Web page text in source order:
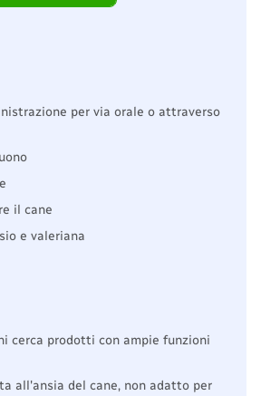
per via orale o attraverso
il cane
e valeriana
cerca prodotti con ampie funzioni
all'ansia del cane, non adatto per